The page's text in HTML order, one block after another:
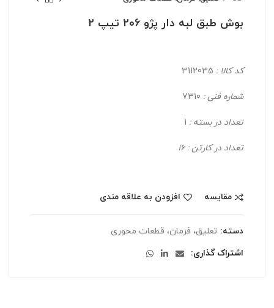
بوش طبق لبه دار پژو 206 تیپ 2
کد کالا :
شماره فنی :
تعداد در بسته :
تعداد در کارتن : 16
مقایسه افزودن به علاقه مندی
دسته: تعلیق، فرمان، قطعات محوری
اشتراک گذاری